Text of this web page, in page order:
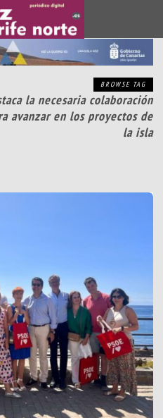
BROWSE TAG
la necesaria colaboración
avanzar en los proyectos de
la isla